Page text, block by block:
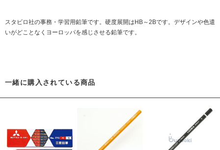
スタビロ社の事務・学習用鉛筆です。硬度展開はHB～2Bです。デザインや色遣
いがどことなくヨーロッパを感じさせる鉛筆です。
一緒に購入されている商品